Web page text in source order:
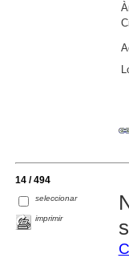
14 / 494
seleccionar
imprimir